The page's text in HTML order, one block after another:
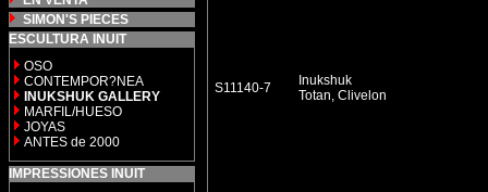
SIMON'S PIECES
ESCULTURA INUIT
OSO
CONTEMPOR?NEA
INUKSHUK GALLERY
MARFIL/HUESO
JOYAS
ANTES de 2000
IMPRESSIONES INUIT
S11140-7
Inukshuk
Totan, Clivelon